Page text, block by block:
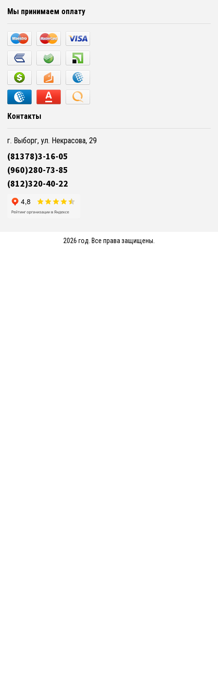
Мы принимаем оплату
Контакты
г. Выборг, ул. Некрасова, 29
(81378)3-16-05
(960)280-73-85
(812)320-40-22
2026 год. Все права защищены.